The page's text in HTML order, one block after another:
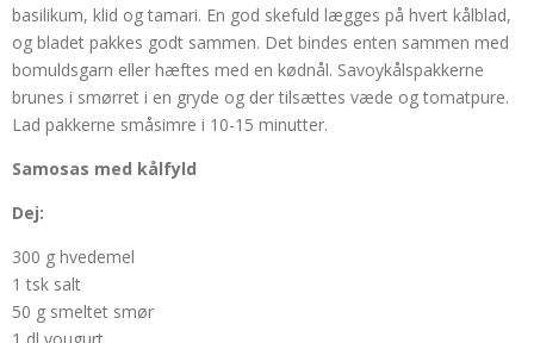
basilikum, klid og tamari. En god skefuld lægges på hvert kålblad,
og bladet pakkes godt sammen. Det bindes enten sammen med
bomuldsgarn eller hæftes med en kødnål. Savoykålspakkerne
brunes i smørret i en gryde og der tilsættes væde og tomatpure.
Lad pakkerne småsimre i 10-15 minutter.
Samosas med kålfyld
Dej:
300 g hvedemel
1 tsk salt
50 g smeltet smør